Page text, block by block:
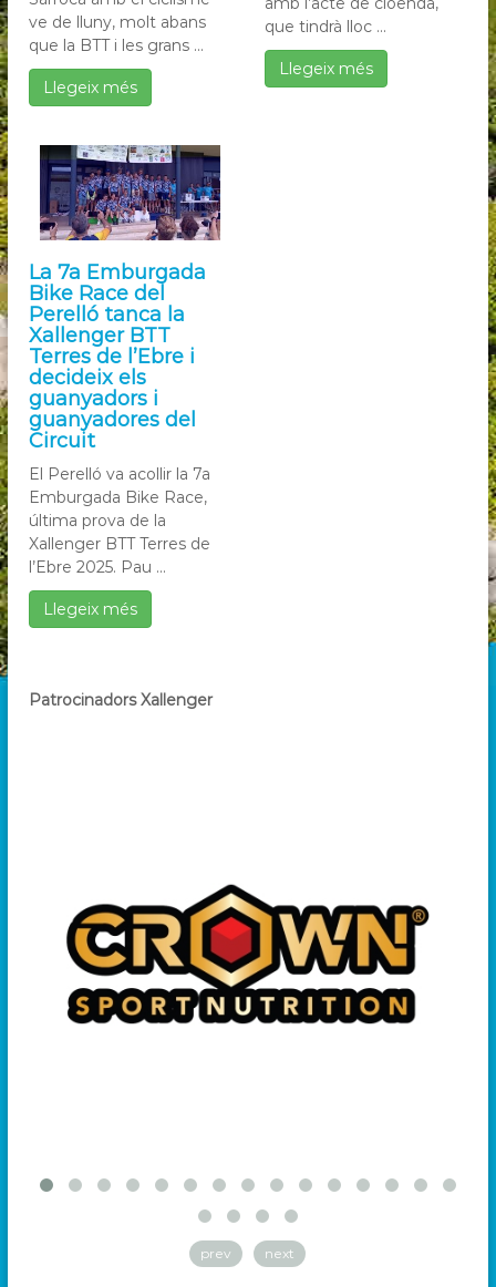
ve de lluny, molt abans
que la BTT i les grans ...
Llegeix més
que tindrà lloc ...
Llegeix més
La 7a Emburgada
Bike Race del
Perelló tanca la
Xallenger BTT
Terres de l’Ebre i
decideix els
guanyadors i
guanyadores del
Circuit
El Perelló va acollir la 7a
Emburgada Bike Race,
última prova de la
Xallenger BTT Terres de
l’Ebre 2025. Pau ...
Llegeix més
Patrocinadors Xallenger
prev next